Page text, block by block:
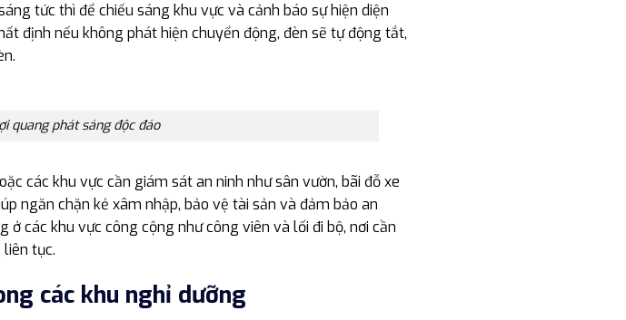
tức thì để chiếu sáng khu vực và cảnh báo sự hiện diện
định nếu không phát hiện chuyển động, đèn sẽ tự động tắt,
quang phát sáng độc đáo
các khu vực cần giám sát an ninh như sân vườn, bãi đỗ xe
ngăn chặn kẻ xâm nhập, bảo vệ tài sản và đảm bảo an
các khu vực công cộng như công viên và lối đi bộ, nơi cần
liên tục.
các khu nghỉ dưỡng